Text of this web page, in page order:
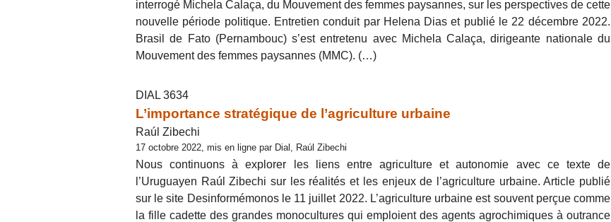
interrogé Michela Calaça, du Mouvement des femmes paysannes, sur les perspectives de cette
nouvelle période politique. Entretien conduit par Helena Dias et publié le 22 décembre 2022.
Brasil de Fato (Pernambouc) s’est entretenu avec Michela Calaça, dirigeante nationale du
Mouvement des femmes paysannes (MMC). (…)
DIAL 3634
L’importance stratégique de l’agriculture urbaine
Raúl Zibechi
17 octobre 2022, mis en ligne par Dial, Raúl Zibechi
Nous continuons à explorer les liens entre agriculture et autonomie avec ce texte de
l’Uruguayen Raúl Zibechi sur les réalités et les enjeux de l’agriculture urbaine. Article publié
sur le site Desinformémonos le 11 juillet 2022. L’agriculture urbaine est souvent perçue comme
la fille cadette des grandes monocultures qui emploient des agents agrochimiques à outrance